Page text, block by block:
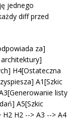
jednego
diff przed
za]
H4[Ostateczna
A1[Szkic
listy
A5[Szkic
H2 --> A3 --> A4